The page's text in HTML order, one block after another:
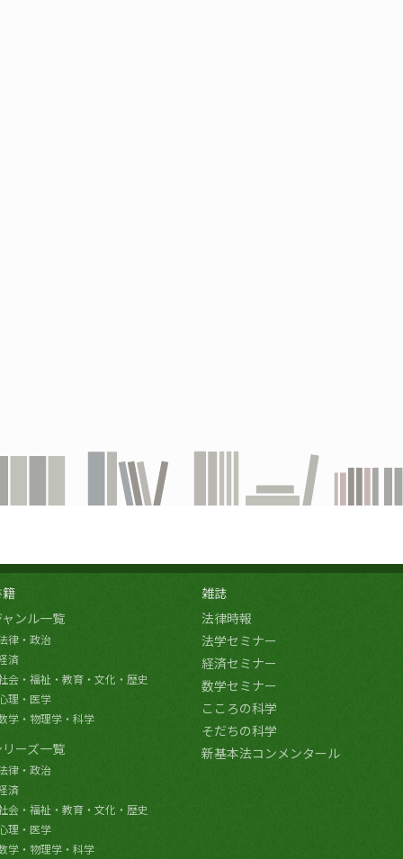
ャンル一覧
律・政治
済
会・福祉・教育・文化・歴史
理・医学
学・物理学・科学
リーズ一覧
律・政治
済
会・福祉・教育・文化・歴史
理・医学
学・物理学・科学
雑誌
法律時報
法学セミナー
経済セミナー
数学セミナー
こころの科学
そだちの科学
新基本法コンメンタール